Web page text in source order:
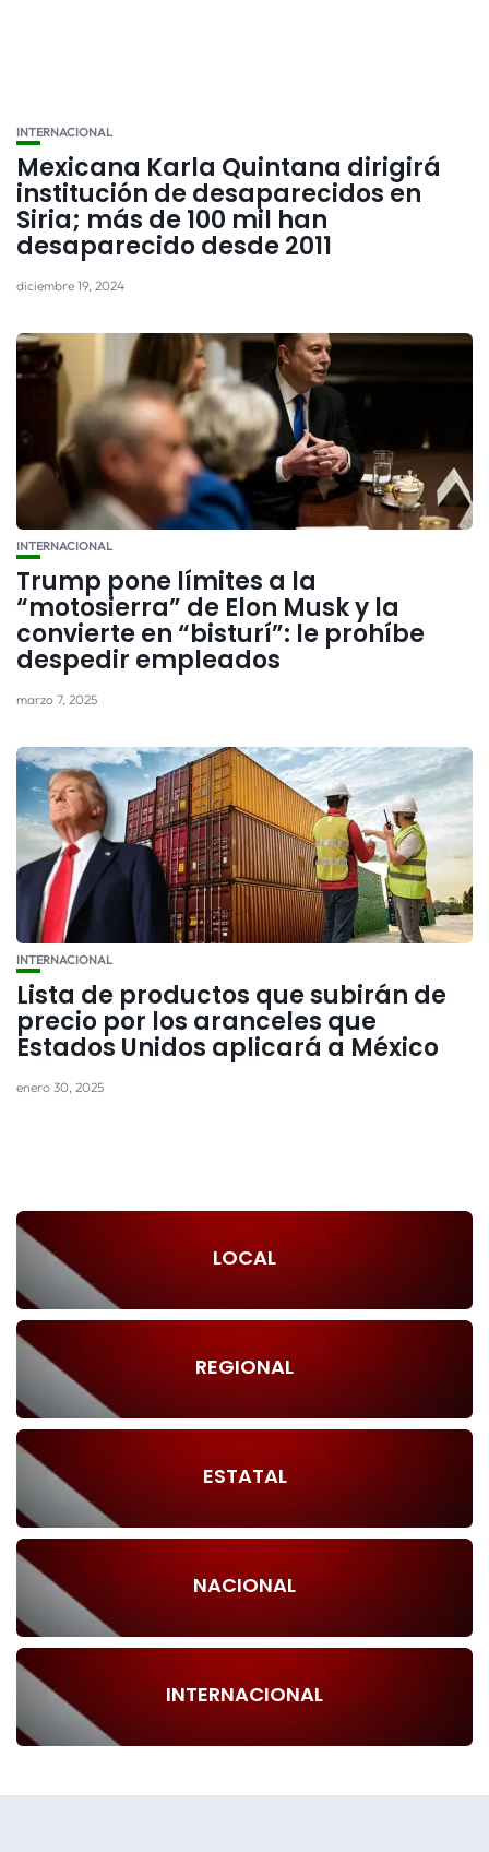
INTERNACIONAL
Mexicana Karla Quintana dirigirá
institución de desaparecidos en
Siria; más de 100 mil han
desaparecido desde 2011
diciembre 19, 2024
INTERNACIONAL
Trump pone límites a la
“motosierra” de Elon Musk y la
convierte en “bisturí”: le prohíbe
despedir empleados
marzo 7, 2025
INTERNACIONAL
Lista de productos que subirán de
precio por los aranceles que
Estados Unidos aplicará a México
enero 30, 2025
LOCAL
REGIONAL
ESTATAL
NACIONAL
INTERNACIONAL